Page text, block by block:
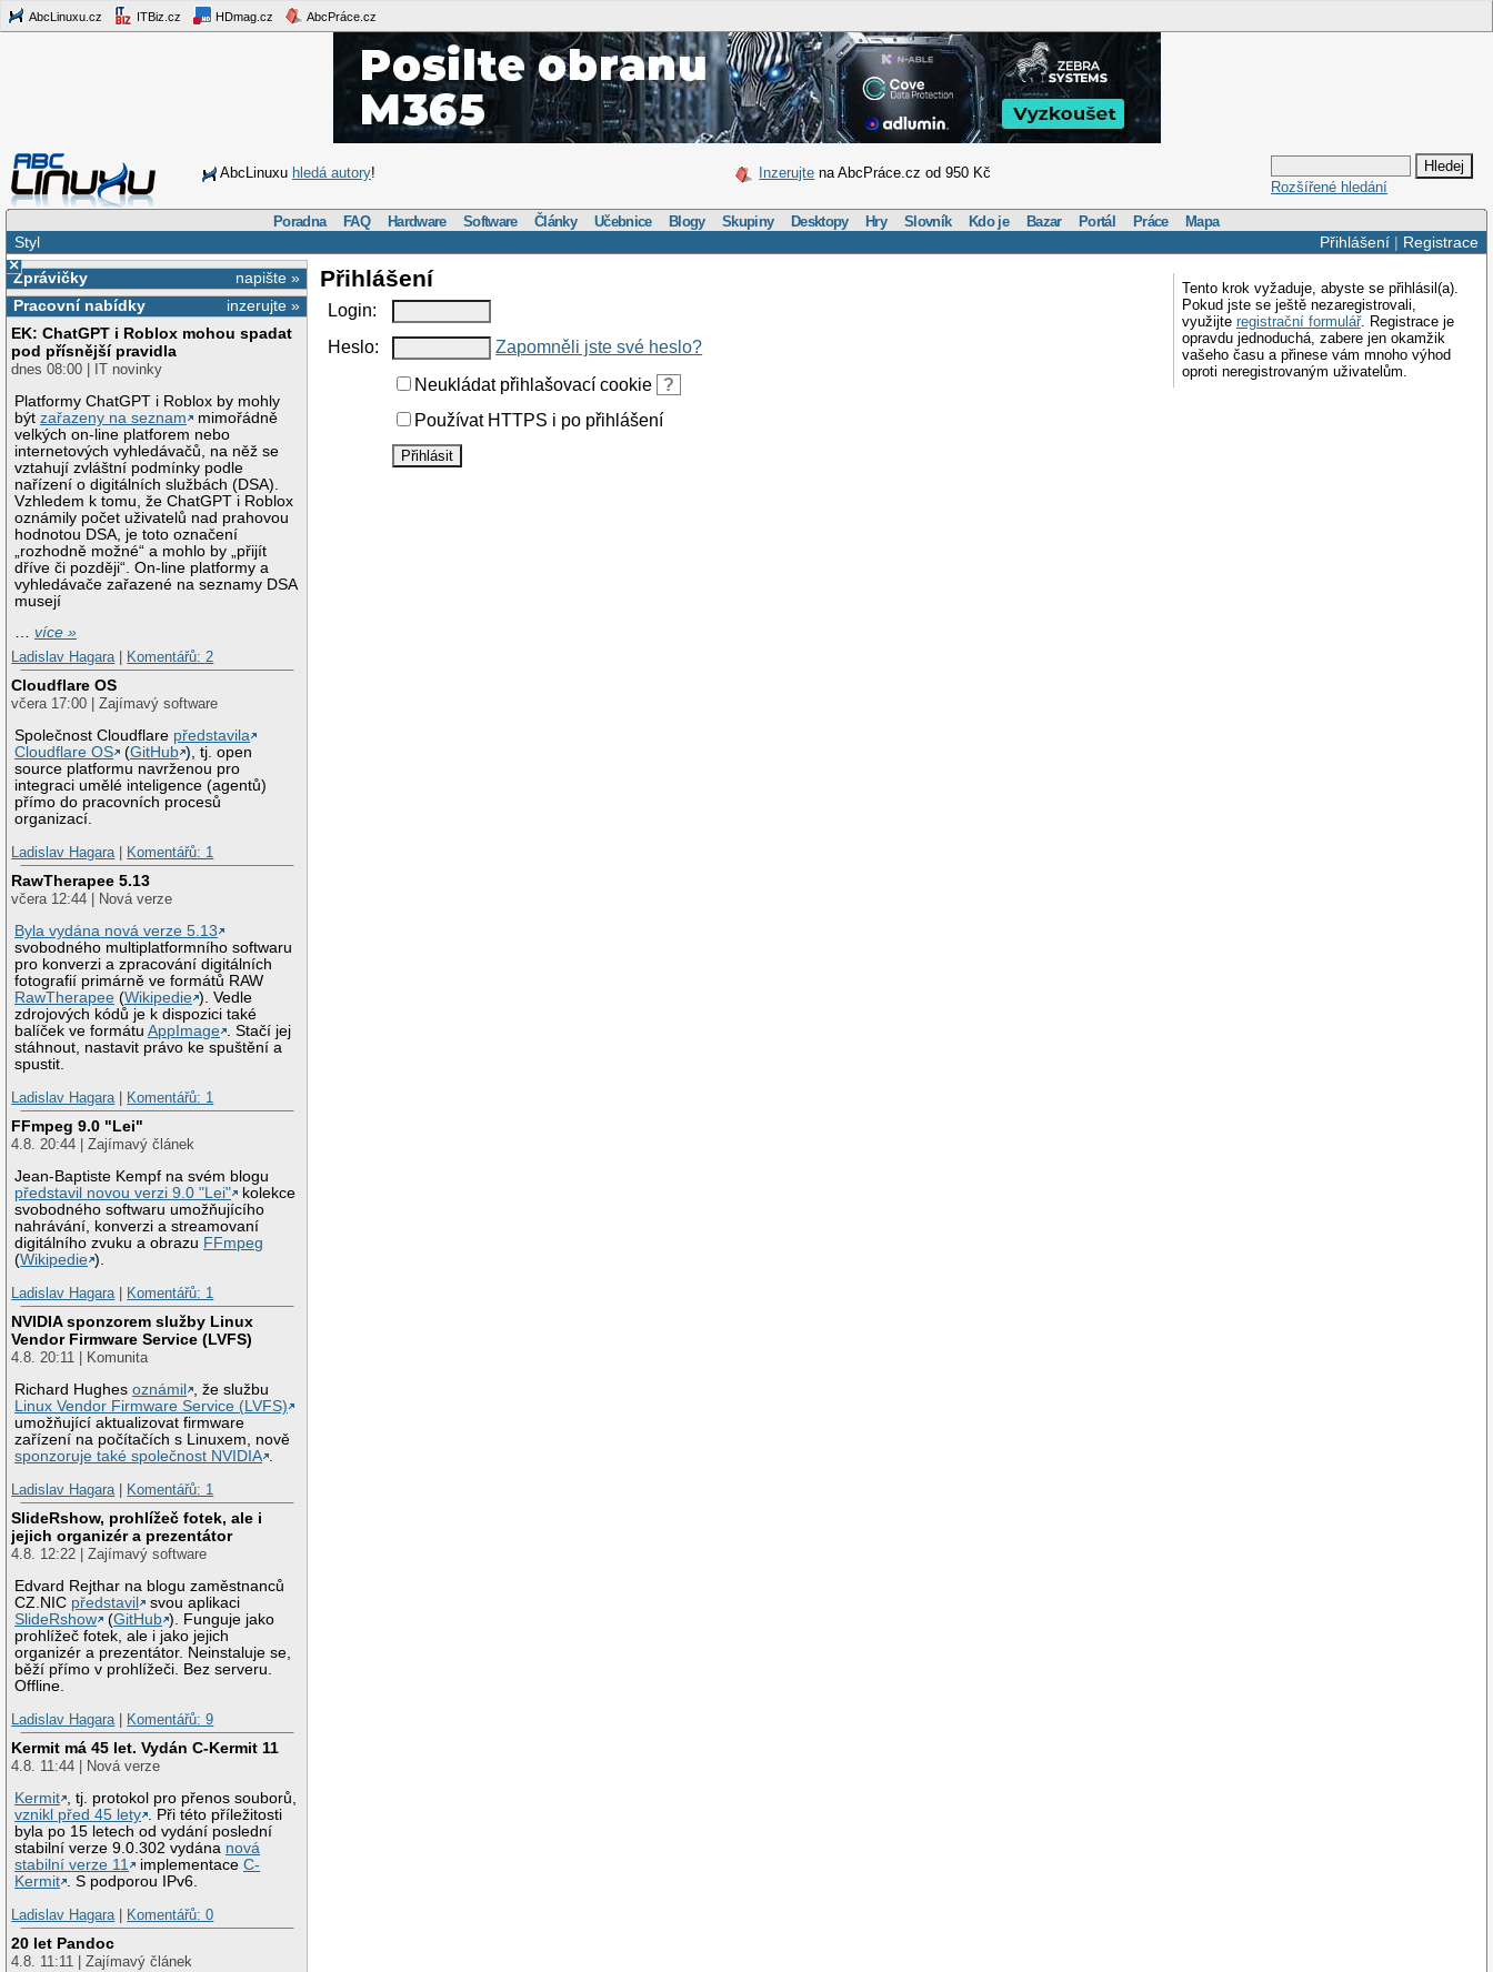
AbcLinuxu.cz ITBiz.cz HDmag.cz AbcPráce.cz
AbcLinuxu hledá autory! Inzerujte na AbcPráce.cz od 950 Kč
Rozšířené hledání
Poradna FAQ Hardware Software Články Učebnice Blogy Skupiny Desktopy Hry Slovník Kdo je Bazar Portál Práce Mapa
Přihlášení| Registrace
Styl
×
napište »
Zprávičky
inzerujte »
Pracovní nabídky
EK: ChatGPT i Roblox mohou spadat
pod přísnější pravidla
dnes 08:00 | IT novinky
Platformy ChatGPT i Roblox by mohly
býtzařazeny na seznam
mimořádně
velkých on-line platforem nebo
internetových vyhledávačů, na něž se
vztahují zvláštní podmínky podle
nařízení o digitálních službách (DSA).
Vzhledem k tomu, že ChatGPT i Roblox
oznámily počet uživatelů nad prahovou
hodnotou DSA, je toto označení
„rozhodně možné“ a mohlo by „přijít
dříve či později“. On-line platformy a
vyhledávače zařazené na seznamy DSA
musejí
…více »
Ladislav Hagara
Komentářů: 2
Cloudflare OS
včera 17:00 | Zajímavý software
Společnost Cloudflare představila
Cloudflare OS
(GitHub ), tj. open
source platformu navrženou pro
integraci umělé inteligence (agentů)
přímo do pracovních procesů
organizací.
Ladislav Hagara
Komentářů: 1
RawTherapee 5.13
včera 12:44 | Nová verze
Byla vydána nová verze 5.13
svobodného multiplatformního softwaru
pro konverzi a zpracování digitálních
fotografií primárně ve formátů RAW
RawTherapee (Wikipedie ). Vedle
zdrojových kódů je k dispozici také
balíček ve formátuAppImage . Stačí jej
stáhnout, nastavit právo ke spuštění a
spustit.
Ladislav Hagara
Komentářů: 1
FFmpeg 9.0 "Lei"
4.8. 20:44 | Zajímavý článek
Jean-Baptiste Kempf na svém blogu
představil novou verzi 9.0 "Lei"
kolekce
svobodného softwaru umožňujícího
nahrávání, konverzi a streamovaní
digitálního zvuku a obrazu FFmpeg
(Wikipedie ).
Ladislav Hagara
Komentářů: 1
NVIDIA sponzorem služby Linux
Vendor Firmware Service (LVFS)
4.8. 20:11 | Komunita
Richard Hughesoznámil
, že službu
Linux Vendor Firmware Service (LVFS)
umožňující aktualizovat firmware
zařízení na počítačích s Linuxem, nově
sponzoruje také společnost NVIDIA .
Ladislav Hagara | Komentářů: 1
SlideRshow, prohlížeč fotek, ale i
jejich organizér a prezentátor
4.8. 12:22 | Zajímavý software
Edvard Rejthar na blogu zaměstnanců
CZ.NIC představil
svou aplikaci
SlideRshow
(GitHub ). Funguje jako
prohlížeč fotek, ale i jako jejich
organizér a prezentátor. Neinstaluje se,
běží přímo v prohlížeči. Bez serveru.
Offline.
Ladislav Hagara | Komentářů: 9
Kermit má 45 let. Vydán C-Kermit 11
4.8. 11:44 | Nová verze
Kermit , tj. protokol pro přenos souborů,
vznikl před 45 lety . Při této příležitosti
byla po 15 letech od vydání poslední
stabilní verze 9.0.302 vydána nová
stabilní verze 11
implementaceC-
Kermit . S podporou IPv6.
Ladislav Hagara | Komentářů: 0
20 let Pandoc
4.8. 11:11 | Zajímavý článek
Tento krok vyžaduje, abyste se přihlásil(a).
Pokud jste se ještě nezaregistrovali,
využijte registrační formulář. Registrace je
opravdu jednoduchá, zabere jen okamžik
vašeho času a přinese vám mnoho výhod
oproti neregistrovaným uživatelům.
Přihlášení
Login:
Heslo:
Zapomněli jste své heslo?
Neukládat přihlašovací cookie
?
Používat HTTPS i po přihlášení